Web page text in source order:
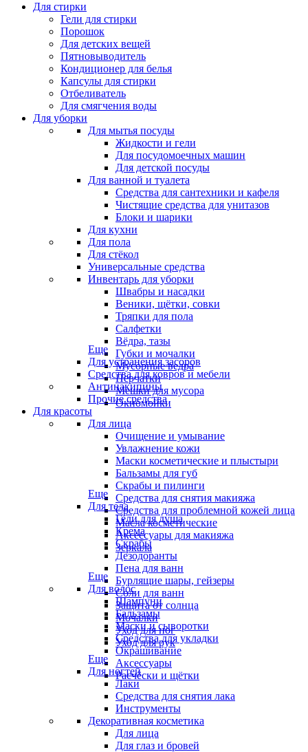
Для стирки
Гели для стирки
Порошок
Для детских вещей
Пятновыводитель
Кондиционер для белья
Капсулы для стирки
Отбеливатель
Для смягчения воды
Для уборки
Для мытья посуды
Жидкости и гели
Для посудомоечных машин
Для детской посуды
Для ванной и туалета
Средства для сантехники и кафеля
Чистящие средства для унитазов
Блоки и шарики
Для кухни
Для пола
Для стёкол
Универсальные средства
Инвентарь для уборки
Швабры и насадки
Веники, щётки, совки
Тряпки для пола
Салфетки
Вёдра, тазы
Губки и мочалки
Мусорные ведра
Перчатки
Мешки для мусора
Окномойки
Еще
Для устранения засоров
Средства для ковров и мебели
Антинакипины
Прочие средства
Для красоты
Для лица
Очищение и умывание
Увлажнение кожи
Маски косметические и плыстыри
Бальзамы для губ
Скрабы и пилинги
Средства для снятия макияжа
Средства для проблемной кожей лица
Масла косметические
Аксессуары для макияжа
Зеркала
Еще
Для тела
Гели для душа
Крема
Скрабы
Дезодоранты
Пена для ванн
Бурлящие шары, гейзеры
Соли для ванн
Защита от солнца
Мочалки
Уход для ног
Уход для рук
Еще
Для волос
Шампуни
Бальзамы
Маски и сыворотки
Средства для укладки
Окрашивание
Аксессуары
Расчёски и щётки
Еще
Для ногтей
Лаки
Средства для снятия лака
Инструменты
Декоративная косметика
Для лица
Для глаз и бровей